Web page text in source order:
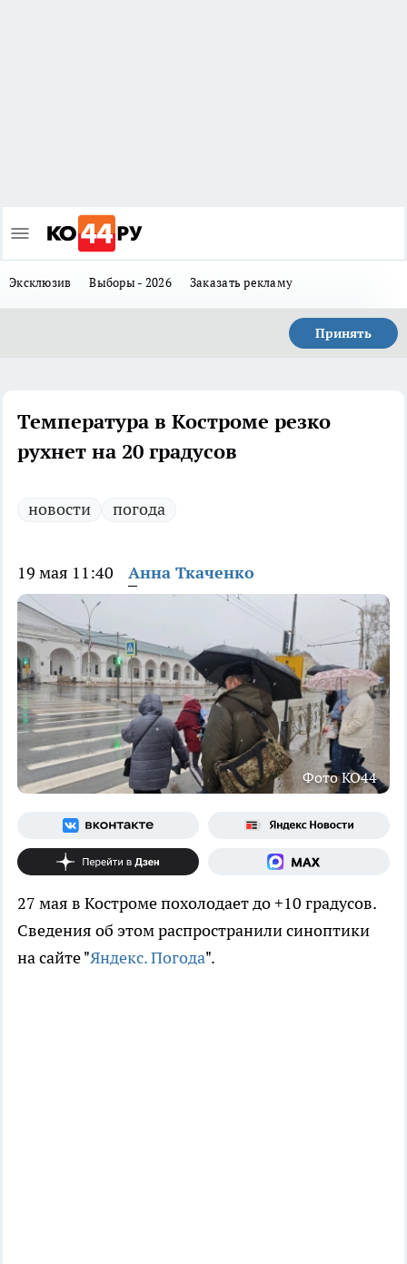
Эксклюзив Выборы - 2026 Заказать рекламу
Принять
Температура в Костроме резко
рухнет на 20 градусов
новости погода
19 мая 11:40 Анна Ткаченко
Фото КО44
27 мая в Костроме похолодает до +10 градусов.
Сведения об этом распространили синоптики
на сайте "Яндекс. Погода".